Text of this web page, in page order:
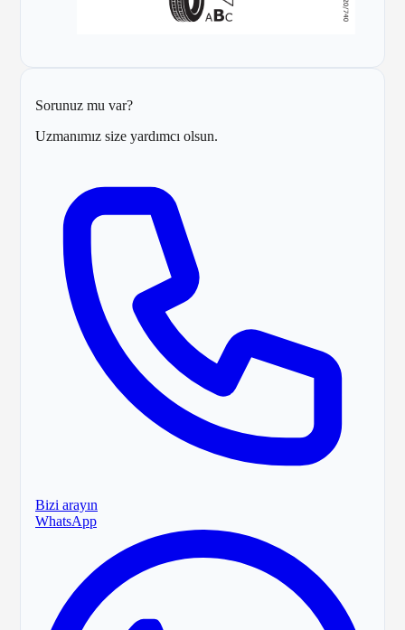
Sorunuz mu var?
Uzmanımız size yardımcı olsun.
Bizi arayın
WhatsApp